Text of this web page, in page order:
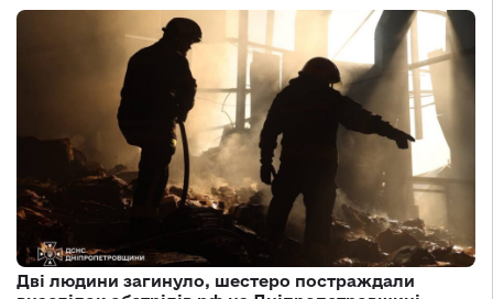
Дві людини загинуло, шестеро постраждали